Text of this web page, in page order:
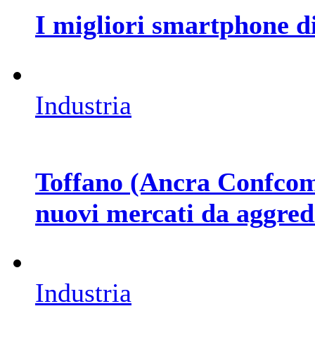
I migliori smartphone
Industria
Toffano (Ancra
nuovi mercati da
Industria